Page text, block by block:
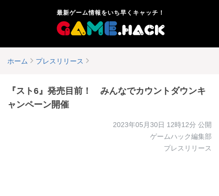
最新ゲーム情報をいち早くキャッチ！
ホーム プレスリリース
『スト6』発売目前！ みんなでカウントダウンキ
ャンペーン開催
2023年05月30日 12時12分 公開
ゲームハック編集部
プレスリリース